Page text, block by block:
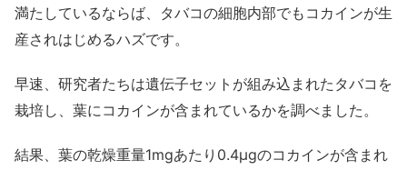
満たしているならば、タバコの細胞内部でもコカインが生
産されはじめるハズです。
早速、研究者たちは遺伝子セットが組み込まれたタバコを
栽培し、葉にコカインが含まれているかを調べました。
結果、葉の乾燥重量1mgあたり0.4μgのコカインが含まれ